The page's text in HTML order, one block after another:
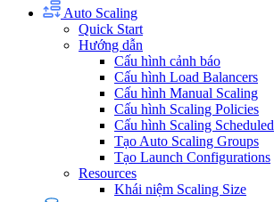
Auto Scaling
Quick Start
Hướng dẫn
Cấu hình cảnh báo
Cấu hình Load Balancers
Cấu hình Manual Scaling
Cấu hình Scaling Policies
Cấu hình Scaling Scheduled
Tạo Auto Scaling Groups
Tạo Launch Configurations
Resources
Khái niệm Scaling Size